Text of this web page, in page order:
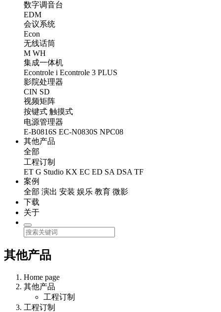
数字调音台
EDM
会议系统
Econ
无线话筒
M WH
集成一体机
Econtrole i Econtrole 3 PLUS
影院处理器
CIN SD
视频矩阵
按键式 触摸式
电源管理器
E-B0816S EC-N0830S NPC08
其他产品
全部
工程订制
ET G Studio KX EC ED SA DSA TF
案例
全部 演出 安装 娱乐 教育 微影
下载
关于
其他产品
Home page
其他产品
工程订制
工程订制